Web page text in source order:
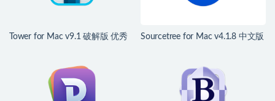
Tower for Mac v9.1 破解版 优秀
Sourcetree for Mac v4.1.8 中文版